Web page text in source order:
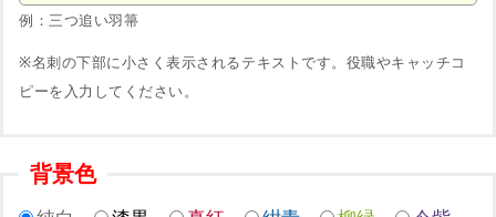
例：三つ追い羽箒
※名刺の下部に小さく表示されるテキストです。役職やキャッチコ
ピーを入力してください。
背景色